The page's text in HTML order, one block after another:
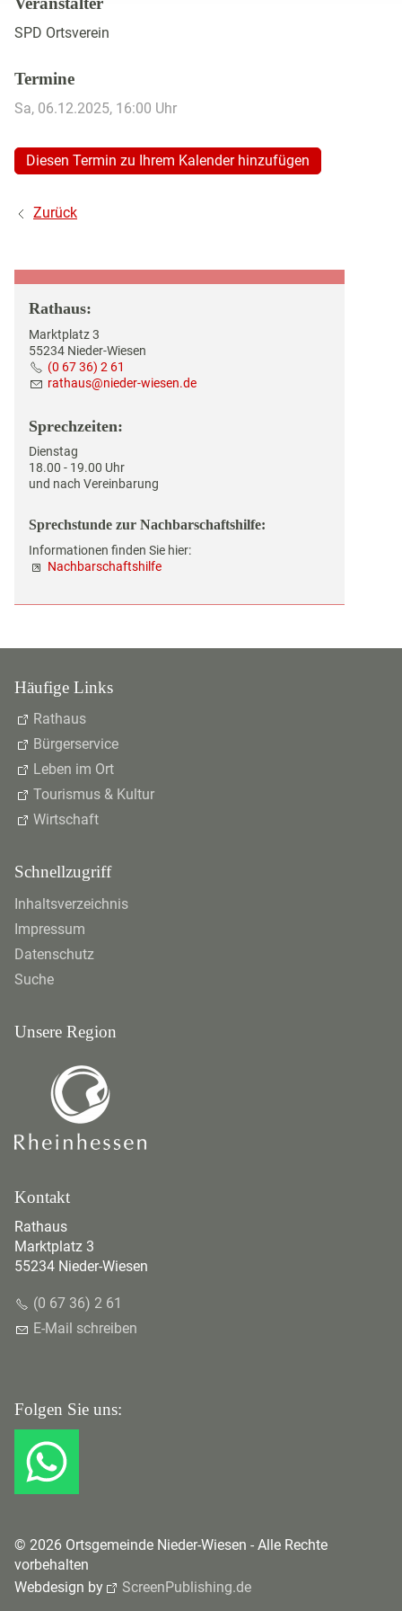
GESCHICHTE DES ORTES
TOURISMUS & KULTUR
WIRTSCHAFT
SPD Ortsverein
Termine
Sa, 06.12.2025, 16:00 Uhr
Diesen Termin zu Ihrem Kalender hinzufügen
Zurück
Rathaus:
Marktplatz 3
55234 Nieder-Wiesen
(0 67 36) 2 61
r th s n d r-w s n d
Sprechzeiten:
Dienstag
18.00 - 19.00 Uhr
und nach Vereinbarung
Sprechstunde zur Nachbarschaftshilfe:
Informationen finden Sie hier:
Nachbarschaftshilfe
Häufige Links
Rathaus
Bürgerservice
Leben im Ort
Tourismus & Kultur
Wirtschaft
Schnellzugriff
Inhaltsverzeichnis
Impressum
Datenschutz
Suche
Unsere Region
Kontakt
Rathaus
Marktplatz 3
55234 Nieder-Wiesen
(0 67 36) 2 61
E-Mail schreiben
Folgen Sie uns:
© 2026 Ortsgemeinde Nieder-Wiesen - Alle Rechte
vorbehalten
Webdesign by
ScreenPublishing.de